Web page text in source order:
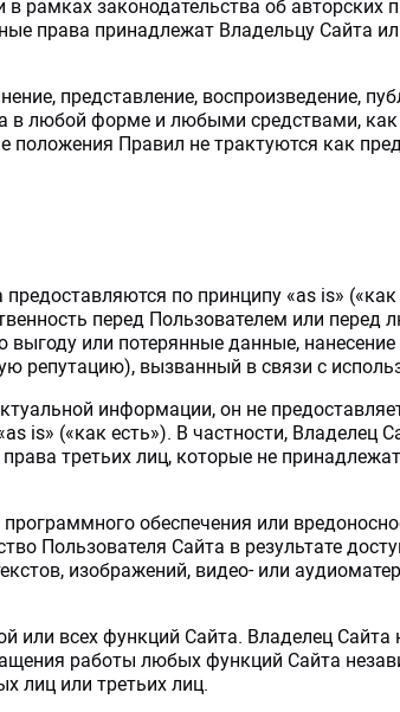
рамках законодательства об авторских
права принадлежат Владельцу Сайта
представление, воспроизведение,
в любой форме и любыми средствами,
Правил не трактуются как
по принципу «as is»
перед Пользователем или
или потерянные данные,
репутацию), вызванный в связи с
информации, он не
is» («как есть»). В частности, Владелец
третьих лиц, которые не
обеспечения или
Пользователя Сайта в результате
изображений, видео- или
или всех функций Сайта. Владелец Сайта
работы любых функций Сайта
лиц или третьих лиц.